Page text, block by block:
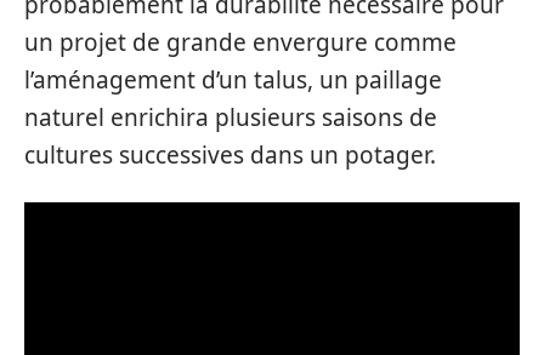
un projet de grande envergure comme
l’aménagement d’un talus, un paillage
naturel enrichira plusieurs saisons de
cultures successives dans un potager.